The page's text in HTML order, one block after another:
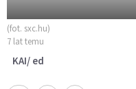
(fot. sxc.hu)
7 lat temu
KAI/ ed